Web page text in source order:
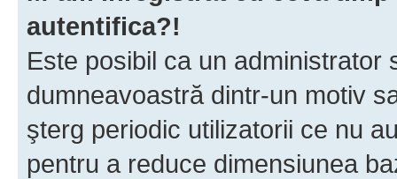
autentifica?!
Este posibil ca un
dumneavoastră dintr-un motiv
şterg periodic utilizatorii ce nu
pentru a reduce dimensiunea